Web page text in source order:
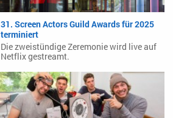
31. Screen Actors Guild Awards für 2025
terminiert
Die zweistündige Zeremonie wird live auf
Netflix gestreamt.